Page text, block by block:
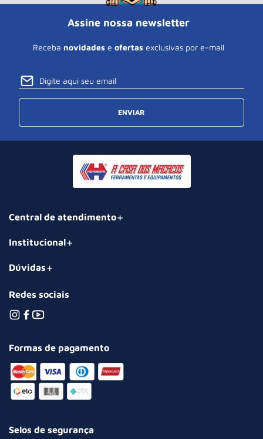
Assine nossa newsletter
Receba novidades e ofertas exclusivas por e-mail
ENVIAR
Central de atendimento
Institucional
Dúvidas
Redes sociais
Formas de pagamento
Selos de segurança